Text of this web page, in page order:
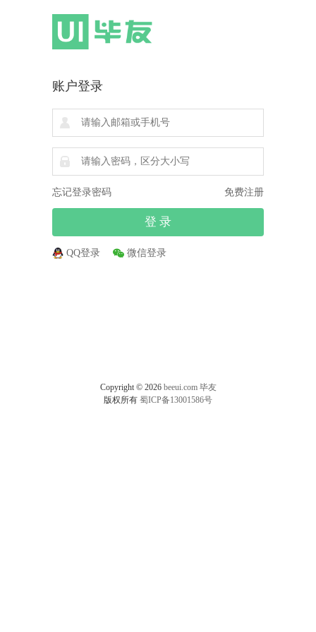
账户登录
忘记登录密码 免费注册
QQ登录 微信登录
Copyright © 2026 beeui.com 毕友
版权所有 蜀ICP备13001586号